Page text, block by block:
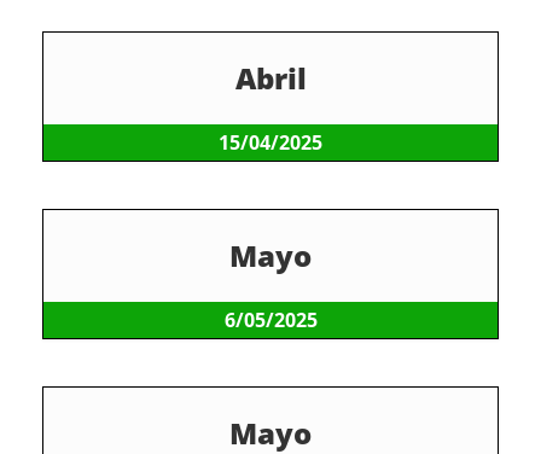
Abril
15/04/2025
Mayo
6/05/2025
Mayo